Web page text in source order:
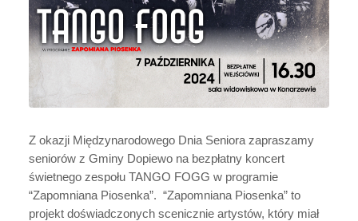
Z okazji Międzynarodowego Dnia Seniora zapraszamy
seniorów z Gminy Dopiewo na bezpłatny koncert
świetnego zespołu TANGO FOGG w programie
“Zapomniana Piosenka”. “Zapomniana Piosenka” to
projekt doświadczonych scenicznie artystów, który miał